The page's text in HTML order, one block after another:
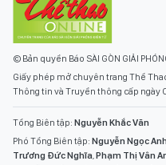
© Bản quyền Báo SÀI GÒN GIẢI
Giấy phép mở chuyên trang Thể
Thông tin và Truyền thông cấp ngày
Tổng Biên tập: Nguyễn Khắc Văn
Phó Tổng Biên tập: Nguyễn Ngọc Anh
Trương Đức Nghĩa Phạm Thị Vân